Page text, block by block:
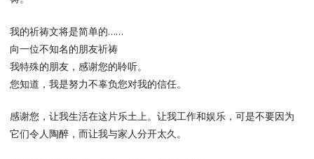
我的祈祷文将是简单的……
向一位不知名的朋友祈祷
我特殊的朋友，感谢您的聆听。
您知道，我是努力不辜负您对我的信任。
感谢您，让我生活在这片乐土上。让我工作和娱乐，可是不要因为
它们令人陶醉，而让我与家人分开太久。